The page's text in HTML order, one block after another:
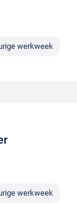
werkweek
werkweek